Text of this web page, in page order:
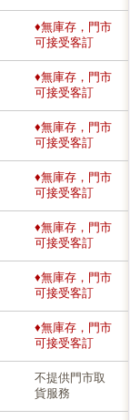
♦無庫存，門市
可接受客訂
♦無庫存，門市
可接受客訂
♦無庫存，門市
可接受客訂
♦無庫存，門市
可接受客訂
♦無庫存，門市
可接受客訂
♦無庫存，門市
可接受客訂
♦無庫存，門市
可接受客訂
不提供門市取
貨服務